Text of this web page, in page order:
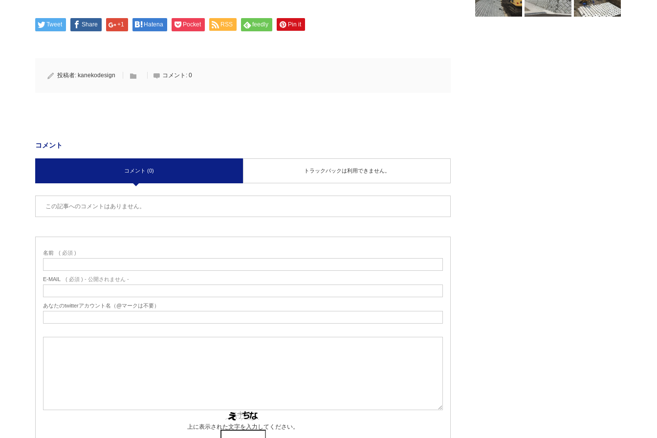
Tweet Share +1 Hatena Pocket RSS feedly Pin it
投稿者: kanekodesign コメント: 0
コメント
コメント (0) トラックバックは利用できません。
この記事へのコメントはありません。
名前 ( 必須 )
E-MAIL ( 必須 ) - 公開されません -
あなたのtwitterアカウント名（@マークは不要）
上に表示された文字を入力してください。